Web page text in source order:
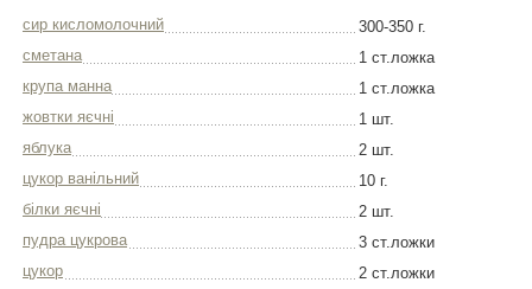
сир кисломолочний
300-350 г.
сметана
1 ст.ложка
крупа манна
1 ст.ложка
жовтки яєчні
1 шт.
яблука
2 шт.
цукор ванільний
10 г.
білки яєчні
2 шт.
пудра цукрова
3 ст.ложки
цукор
2 ст.ложки